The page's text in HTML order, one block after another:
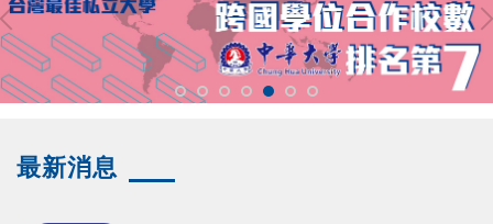
最新消息